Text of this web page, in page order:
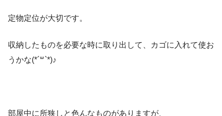
定物定位が大切です。
収納したものを必要な時に取り出して、カゴに入れて使お
うかな(*´꒳`*)♪
部屋中に所狭しと色んなものがありますが、